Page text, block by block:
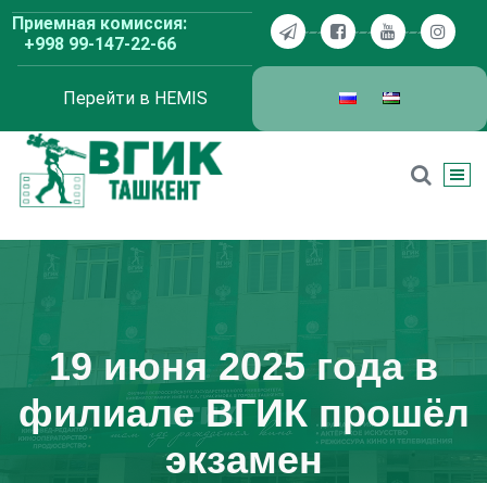
Перейти
содержимому
Приемная комиссия:
+998 99-147-22-66
Перейти в HEMIS
19 июня 2025 года в
филиале ВГИК прошёл
экзамен